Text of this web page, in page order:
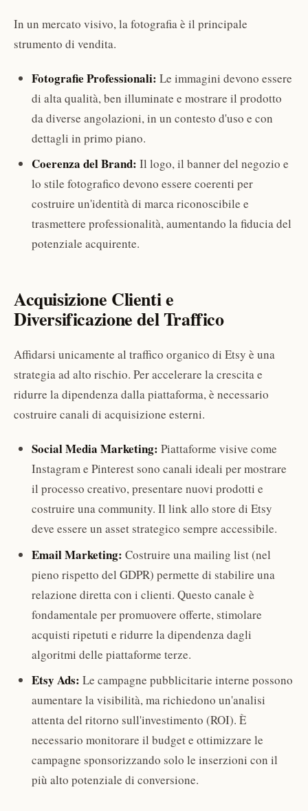
In un mercato visivo, la fotografia è il principale
strumento di vendita.
Fotografie Professionali: Le immagini devono essere
di alta qualità, ben illuminate e mostrare il prodotto
da diverse angolazioni, in un contesto d'uso e con
dettagli in primo piano.
Coerenza del Brand: Il logo, il banner del negozio e
lo stile fotografico devono essere coerenti per
costruire un'identità di marca riconoscibile e
trasmettere professionalità, aumentando la fiducia del
potenziale acquirente.
Acquisizione Clienti e
Diversificazione del Traffico
Affidarsi unicamente al traffico organico di Etsy è una
strategia ad alto rischio. Per accelerare la crescita e
ridurre la dipendenza dalla piattaforma, è necessario
costruire canali di acquisizione esterni.
Social Media Marketing: Piattaforme visive come
Instagram e Pinterest sono canali ideali per mostrare
il processo creativo, presentare nuovi prodotti e
costruire una community. Il link allo store di Etsy
deve essere un asset strategico sempre accessibile.
Email Marketing: Costruire una mailing list (nel
pieno rispetto del GDPR) permette di stabilire una
relazione diretta con i clienti. Questo canale è
fondamentale per promuovere offerte, stimolare
acquisti ripetuti e ridurre la dipendenza dagli
algoritmi delle piattaforme terze.
Etsy Ads: Le campagne pubblicitarie interne possono
aumentare la visibilità, ma richiedono un'analisi
attenta del ritorno sull'investimento (ROI). È
necessario monitorare il budget e ottimizzare le
campagne sponsorizzando solo le inserzioni con il
più alto potenziale di conversione.